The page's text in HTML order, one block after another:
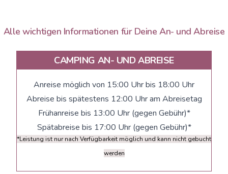
Alle wichtigen Informationen für Deine An- und Abreise
CAMPING AN- UND ABREISE
Anreise möglich von 15:00 Uhr bis 18:00 Uhr
Abreise bis spätestens 12:00 Uhr am Abreisetag
Frühanreise bis 13:00 Uhr (gegen Gebühr)*
Spätabreise bis 17:00 Uhr (gegen Gebühr)*
*Leistung ist nur nach Verfügbarkeit möglich und kann nicht gebucht
werden